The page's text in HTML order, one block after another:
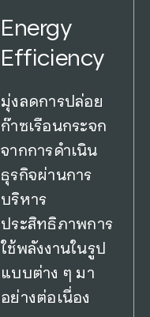
Energy
Efficiency
มุ่งลดการปล่อย
ก๊าซเรือนกระจก
จากการดำเนิน
ธุรกิจผ่านการ
บริหาร
ประสิทธิภาพการ
ใช้พลังงานในรูป
แบบต่าง ๆ มา
อย่างต่อเนื่อง